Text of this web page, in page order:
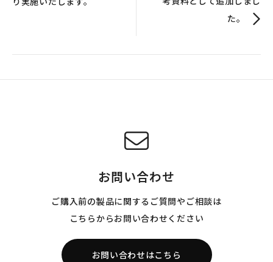
た。
お問い合わせ
ご購入前の製品に関するご質問やご相談は
こちらからお問い合わせください
お問い合わせはこちら